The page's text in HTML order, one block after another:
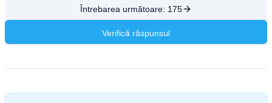
Întrebarea următoare: 175
Verifică răspunsul